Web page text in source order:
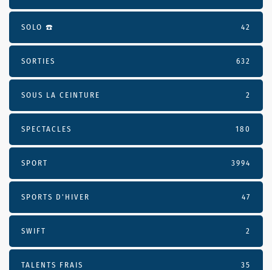
SOLO ☎️ 42
SORTIES 632
SOUS LA CEINTURE 2
SPECTACLES 180
SPORT 3994
SPORTS D'HIVER 47
SWIFT 2
TALENTS FRAIS 35